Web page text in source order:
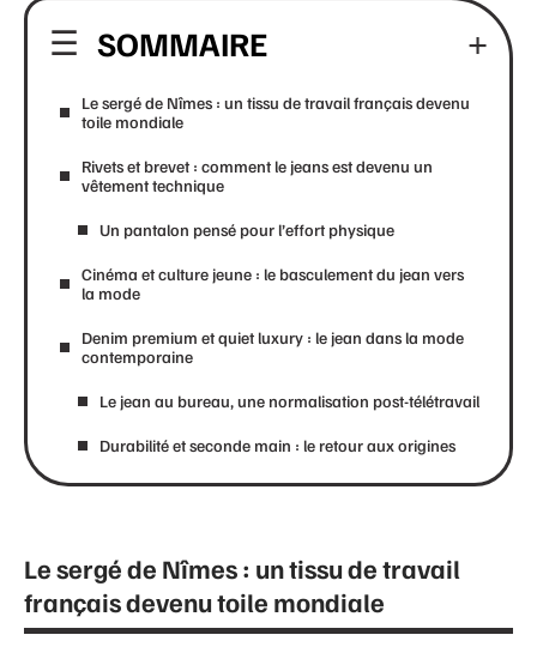
SOMMAIRE
Le sergé de Nîmes : un tissu de travail français devenu
toile mondiale
Rivets et brevet : comment le jeans est devenu un
vêtement technique
Un pantalon pensé pour l’effort physique
Cinéma et culture jeune : le basculement du jean vers
la mode
Denim premium et quiet luxury : le jean dans la mode
contemporaine
Le jean au bureau, une normalisation post-télétravail
Durabilité et seconde main : le retour aux origines
Le sergé de Nîmes : un tissu de travail
français devenu toile mondiale